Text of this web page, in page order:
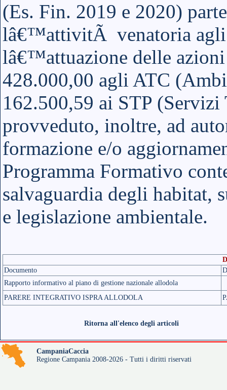
(Es. Fin. 2019 e 2020)
lâ€™attivitÃ venatoria agli
lâ€™attuazione delle azioni
428.000,00 agli ATC
162.500,59 ai STP
provveduto, inoltre, ad
formazione e/o
Programma Formativo
salvaguardia degli habitat,
e legislazione ambientale.
Documento
Rapporto informativo al piano di gestione nazionale allodola
PARERE INTEGRATIVO ISPRA ALLODOLA
Ritorna all'elenco degli articoli
CampaniaCaccia
Regione Campania 2008-2026 - Tutti i diritti riservati